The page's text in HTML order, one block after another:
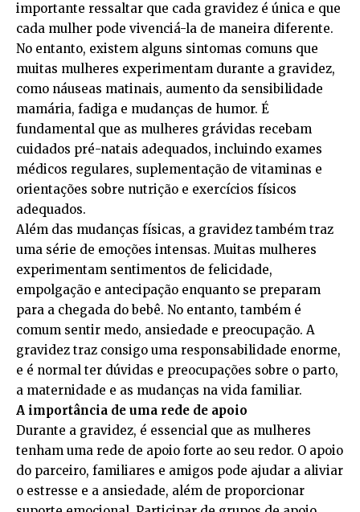
importante ressaltar que cada gravidez é única e que
cada mulher pode vivenciá-la de maneira diferente.
No entanto, existem alguns sintomas comuns que
muitas mulheres experimentam durante a gravidez,
como náuseas matinais, aumento da sensibilidade
mamária, fadiga e mudanças de humor. É
fundamental que as mulheres grávidas recebam
cuidados pré-natais adequados, incluindo exames
médicos regulares, suplementação de vitaminas e
orientações sobre nutrição e exercícios físicos
adequados.
Além das mudanças físicas, a gravidez também traz
uma série de emoções intensas. Muitas mulheres
experimentam sentimentos de felicidade,
empolgação e antecipação enquanto se preparam
para a chegada do bebê. No entanto, também é
comum sentir medo, ansiedade e preocupação. A
gravidez traz consigo uma responsabilidade enorme,
e é normal ter dúvidas e preocupações sobre o parto,
a maternidade e as mudanças na vida familiar.
A importância de uma rede de apoio
Durante a gravidez, é essencial que as mulheres
tenham uma rede de apoio forte ao seu redor. O apoio
do parceiro, familiares e amigos pode ajudar a aliviar
o estresse e a ansiedade, além de proporcionar